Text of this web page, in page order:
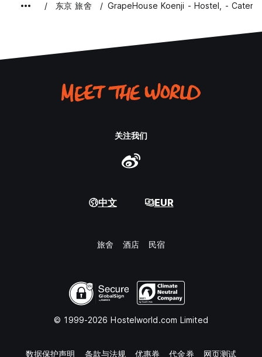
东京 旅舍 GrapeHouse Koenji - Hostel, - Caters
关注我们
中文 EUR
旅舍 酒店 民宿
© 1999-2026 Hostelworld.com Limited
数据保护声明 条款与法规 优惠券 代金券 网页测试